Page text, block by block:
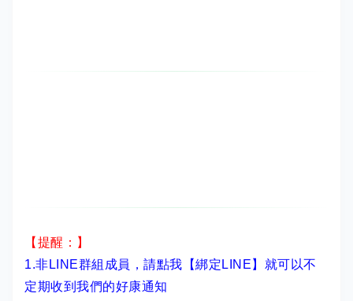
【提醒：】
1.非LINE群組成員， 請點我【綁定LINE】 就可以不
定期收到我們的好康通知